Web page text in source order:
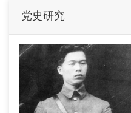
党史研究